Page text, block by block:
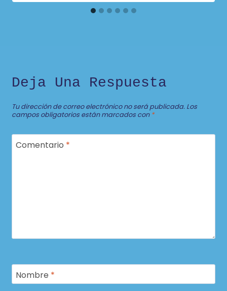
Deja Una Respuesta
Tu dirección de correo electrónico no será publicada. Los
campos obligatorios están marcados con *
Comentario *
Nombre *